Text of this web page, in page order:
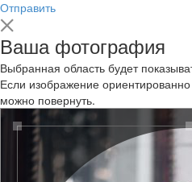
Отправить
Ваша фотография
Выбранная область будет
Если изображение
можно повернуть.